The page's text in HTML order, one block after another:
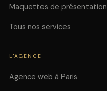
Maquettes de présentation
Tous nos services
L'AGENCE
Agence web à Paris